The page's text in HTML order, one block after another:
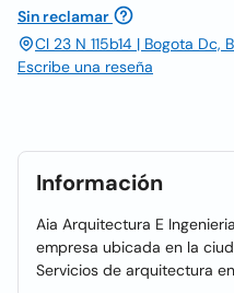
Sin reclamar
Cl 23 N 115b14 | Bogota Dc,
Escribe una reseña
Información
Aia Arquitectura E
empresa ubicada en la
Servicios de arquitectura